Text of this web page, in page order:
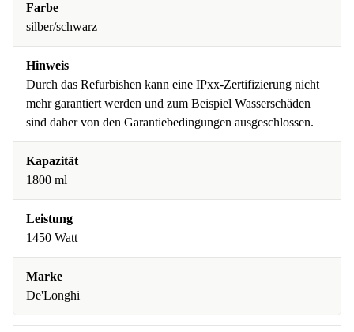
Farbe
silber/schwarz
Hinweis
Durch das Refurbishen kann eine IPxx-Zertifizierung nicht
mehr garantiert werden und zum Beispiel Wasserschäden
sind daher von den Garantiebedingungen ausgeschlossen.
Kapazität
1800 ml
Leistung
1450 Watt
Marke
De'Longhi